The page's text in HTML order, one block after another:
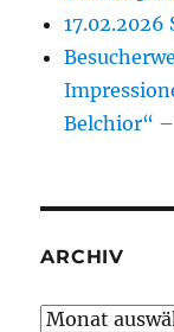
17.02.2026
Belchior“ –
ARCHIV
Archiv